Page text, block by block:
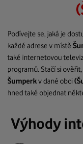
Podívejte se, jaká je
každé adrese v místě
také internetovou
programů. Stačí si
Šumperkv dané obci
hned také objednat
Výhody